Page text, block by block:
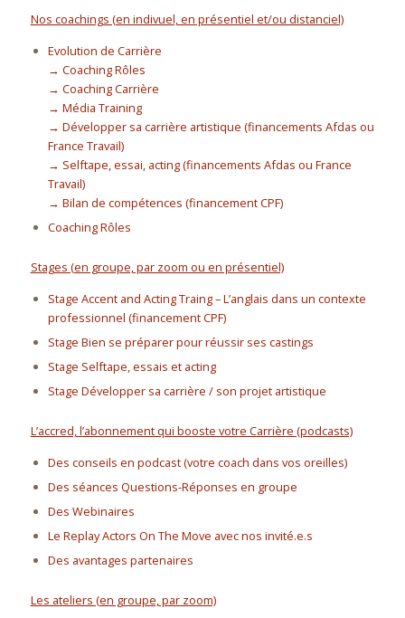
Nos coachings (en indivuel, en présentiel et/ou distanciel)
Evolution de Carrière
→ Coaching Rôles
→ Coaching Carrière
→ Média Training
→ Développer sa carrière artistique (financements Afdas ou
France Travail)
→ Selftape, essai, acting (financements Afdas ou France
Travail)
→ Bilan de compétences (financement CPF)
Coaching Rôles
Stages (en groupe, par zoom ou en présentiel)
Stage Accent and Acting Traing – L’anglais dans un contexte
professionnel (financement CPF)
Stage Bien se préparer pour réussir ses castings
Stage Selftape, essais et acting
Stage Développer sa carrière / son projet artistique
L’accred, l’abonnement qui booste votre Carrière (podcasts)
Des conseils en podcast (votre coach dans vos oreilles)
Des séances Questions-Réponses en groupe
Des Webinaires
Le Replay Actors On The Move avec nos invité.e.s
Des avantages partenaires
Les ateliers (en groupe, par zoom)